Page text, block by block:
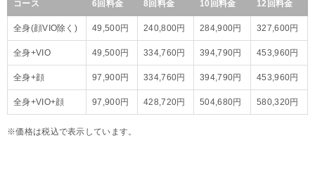
コース 6回料金 8回料金 10回料金 12回料金
全身(顔VIO除く) 49,500円 240,800円 284,900円 327,600円
全身+VIO 49,500円 334,760円 394,790円 453,960円
全身+顔 97,900円 334,760円 394,790円 453,960円
全身+VIO+顔 97,900円 428,720円 504,680円 580,320円
※価格は税込で表示しています。